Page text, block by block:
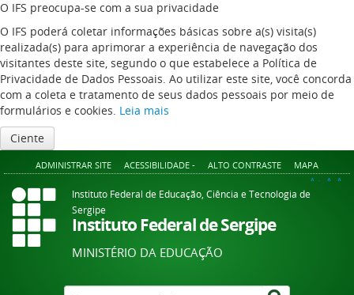
O IFS preocupa-se com a sua privacidade
O IFS poderá coletar informações básicas sobre a(s) visita(s)
realizada(s) para aprimorar a experiência de navegação dos
visitantes deste site, segundo o que estabelece a Política de
Privacidade de Dados Pessoais. Ao utilizar este site, você concorda
com a coleta e tratamento de seus dados pessoais por meio de
formulários e cookies. Leia mais
Ciente
ADMINISTRAR SITE ACESSIBILIDADE - ALTO CONTRASTE MAPA
A+ A A-
Instituto Federal de Educação, Ciência e Tecnologia de
Sergipe
Instituto Federal de Sergipe
MINISTÉRIO DA EDUCAÇÃO